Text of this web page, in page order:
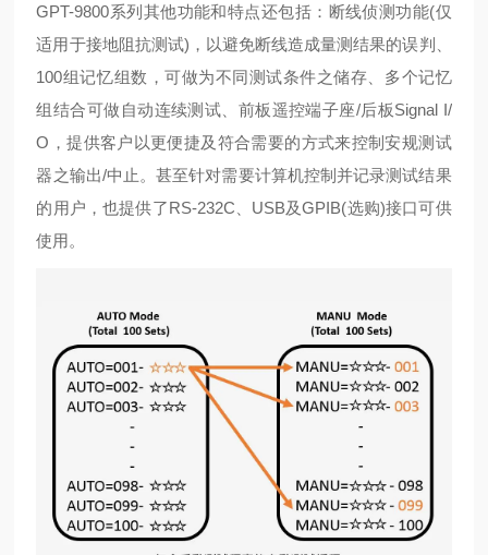
GPT-9800系列其他功能和特点还包括：断线侦测功能(仅
适用于接地阻抗测试)，以避免断线造成量测结果的误判、
100组记忆组数，可做为不同测试条件之储存、多个记忆
组结合可做自动连续测试、前板遥控端子座/后板Signal I/
O，提供客户以更便捷及符合需要的方式来控制安规测试
器之输出/中止。甚至针对需要计算机控制并记录测试结果
的用户，也提供了RS-232C、USB及GPIB(选购)接口可供
使用。